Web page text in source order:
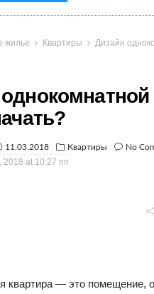
жилье Квартиры Дизайн
11.03.2018 Квартиры No
2018 at 10:27 пп
квартира — это